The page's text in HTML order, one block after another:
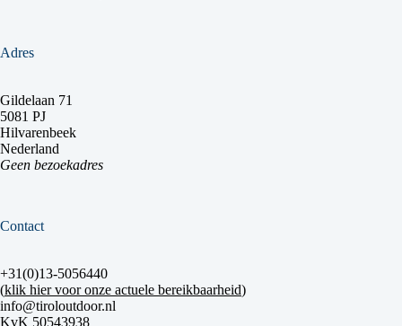
Adres
Gildelaan 71
5081 PJ
Hilvarenbeek
Nederland
Geen bezoekadres
Contact
+31(0)13-5056440
(klik hier voor onze actuele bereikbaarheid)
info@tiroloutdoor.nl
KvK 50543938